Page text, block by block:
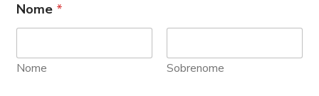
Nome *
Nome Sobrenome